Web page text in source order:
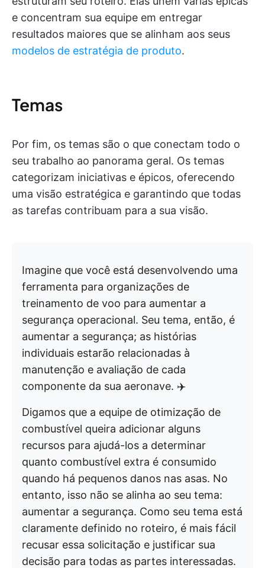
e concentram sua equipe em entregar
resultados maiores que se alinham aos seus
modelos de estratégia de produto.
Temas
Por fim, os temas são o que conectam todo o
seu trabalho ao panorama geral. Os temas
categorizam iniciativas e épicos, oferecendo
uma visão estratégica e garantindo que todas
as tarefas contribuam para a sua visão.
Imagine que você está desenvolvendo uma
ferramenta para organizações de
treinamento de voo para aumentar a
segurança operacional. Seu tema, então, é
aumentar a segurança; as histórias
individuais estarão relacionadas à
manutenção e avaliação de cada
componente da sua aeronave. ✈️
Digamos que a equipe de otimização de
combustível queira adicionar alguns
recursos para ajudá-los a determinar
quanto combustível extra é consumido
quando há pequenos danos nas asas. No
entanto, isso não se alinha ao seu tema:
aumentar a segurança. Como seu tema está
claramente definido no roteiro, é mais fácil
recusar essa solicitação e justificar sua
decisão para todas as partes interessadas.